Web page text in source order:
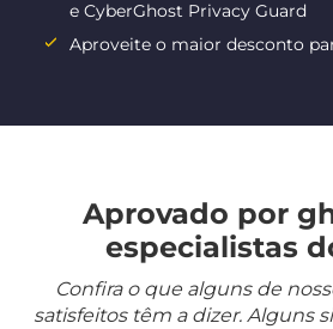
e CyberGhost Privacy Guard
Aproveite o maior desconto
Aprovado por
especialistas
Confira o que alguns de
satisfeitos têm a dizer. Alguns